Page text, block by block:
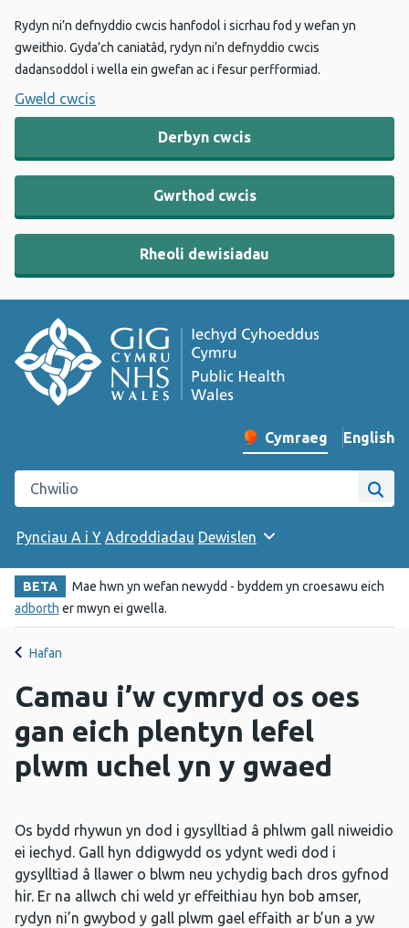
Rydyn ni’n defnyddio cwcis hanfodol i sicrhau fod y wefan yn
gweithio. Gyda’ch caniatâd, rydyn ni’n defnyddio cwcis
dadansoddol i wella ein gwefan ac i fesur perfformiad.
Gweld cwcis
Derbyn cwcis
Gwrthod cwcis
Rheoli dewisiadau
Newid iaith y wefan
Cymraeg English
–
Chwilio gwefan Iechyd Cyhoeddus Cymru
Pynciau A i Y Adroddiadau Dewislen
BETA
Mae hwn yn wefan newydd - byddem yn croesawu eich
adborth er mwyn ei gwella.
Hafan
Camau i’w cymryd os oes
gan eich plentyn lefel
plwm uchel yn y gwaed
Os bydd rhywun yn dod i gysylltiad â phlwm gall niweidio
ei iechyd. Gall hyn ddigwydd os ydynt wedi dod i
gysylltiad â llawer o blwm neu ychydig bach dros gyfnod
hir. Er na allwch chi weld yr effeithiau hyn bob amser,
rydyn ni’n gwybod y gall plwm gael effaith ar b’un a yw